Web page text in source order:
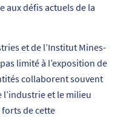
aux défis actuels de la
et de l’Institut Mines-
limité à l’exposition de
collaborent souvent
et le milieu
de cette